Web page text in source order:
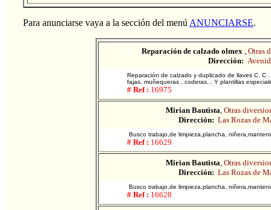
Para anunciarse vaya a la sección del menú ANUNCIARSE.
Reparación de calzado olmex , Otras
Dirección:
Reparación de calzado y duplicado de llaves C. C
fajas, muñequeras , coderas... Y plantillas
# Ref : 16975
Mirian Bautista, Otras
Dirección: Las Rozas de
Busco trabajo,de limpieza,plancha,
# Ref : 16629
Mirian Bautista, Otras
Dirección: Las Rozas de
Busco trabajo,de limpieza,plancha,
# Ref : 16628